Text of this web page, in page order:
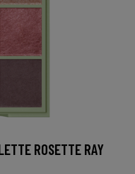
ROSETTE RAY